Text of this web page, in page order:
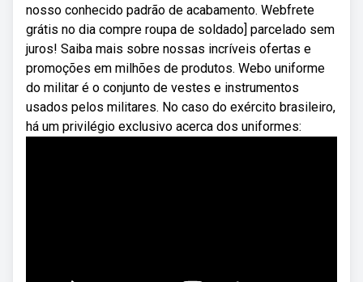
nosso conhecido padrão de acabamento. Webfrete
grátis no dia compre roupa de soldado] parcelado sem
juros! Saiba mais sobre nossas incríveis ofertas e
promoções em milhões de produtos. Webo uniforme
do militar é o conjunto de vestes e instrumentos
usados pelos militares. No caso do exército brasileiro,
há um privilégio exclusivo acerca dos uniformes: